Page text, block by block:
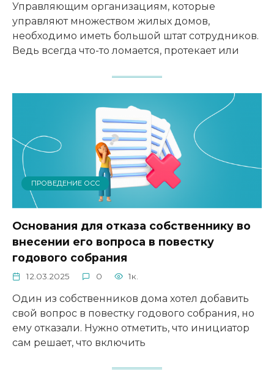
Управляющим организациям, которые
управляют множеством жилых домов,
необходимо иметь большой штат сотрудников.
Ведь всегда что-то ломается, протекает или
ПРОВЕДЕНИЕ ОСС
Основания для отказа собственнику во
внесении его вопроса в повестку
годового собрания
12.03.2025 0 1к.
Один из собственников дома хотел добавить
свой вопрос в повестку годового собрания, но
ему отказали. Нужно отметить, что инициатор
сам решает, что включить